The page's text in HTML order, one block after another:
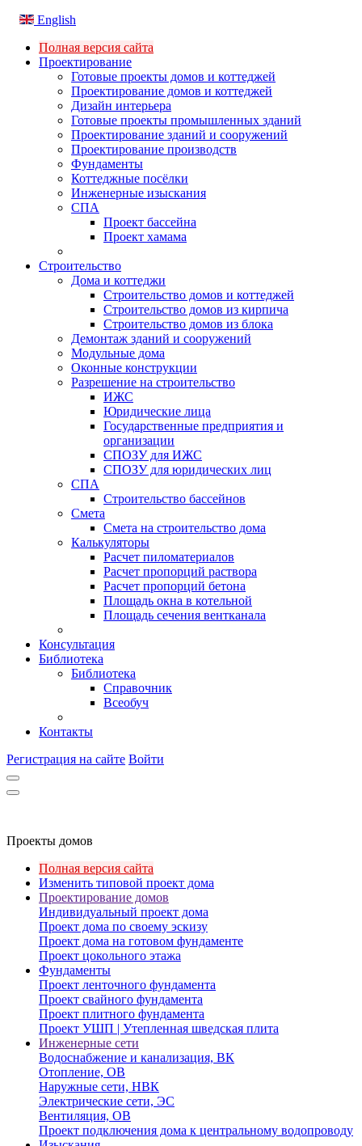
English
Полная версия сайта
Проектирование
Готовые проекты домов и коттеджей
Проектирование домов и коттеджей
Дизайн интерьера
Готовые проекты промышленных зданий
Проектирование зданий и сооружений
Проектирование производств
Фундаменты
Коттеджные посёлки
Инженерные изыскания
СПА
Проект бассейна
Проект хамама
Строительство
Дома и коттеджи
Строительство домов и коттеджей
Строительство домов из кирпича
Строительство домов из блока
Демонтаж зданий и сооружений
Модульные дома
Оконные конструкции
Разрешение на строительство
ИЖС
Юридические лица
Государственные предприятия и
организации
СПОЗУ для ИЖС
СПОЗУ для юридических лиц
СПА
Строительство бассейнов
Смета
Смета на строительство дома
Калькуляторы
Расчет пиломатериалов
Расчет пропорций раствора
Расчет пропорций бетона
Площадь окна в котельной
Площадь сечения вентканала
Консультация
Библиотека
Библиотека
Справочник
Всеобуч
Контакты
Регистрация на сайте Войти
Проекты домов
Полная версия сайта
Изменить типовой проект дома
Проектирование домов
Индивидуальный проект дома
Проект дома по своему эскизу
Проект дома на готовом фундаменте
Проект цокольного этажа
Фундаменты
Проект ленточного фундамента
Проект свайного фундамента
Проект плитного фундамента
Проект УШП | Утепленная шведская плита
Инженерные сети
Водоснабжение и канализация, ВК
Отопление, ОВ
Наружные сети, НВК
Электрические сети, ЭС
Вентиляция, ОВ
Проект подключения дома к центральному водопроводу